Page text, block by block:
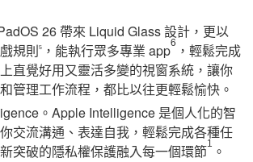
26 帶來 Liquid Glass 設計，更以
規則5 ，能執行眾多專業 app6 ，輕鬆完成
直覺好用又靈活多變的視窗系統，讓你
管理工作流程，都比以往更輕鬆愉快。
。Apple Intelligence 是個人化的智
交流溝通、表達自我，輕鬆完成各種任
突破的隱私權保護融入每一個環節1 。